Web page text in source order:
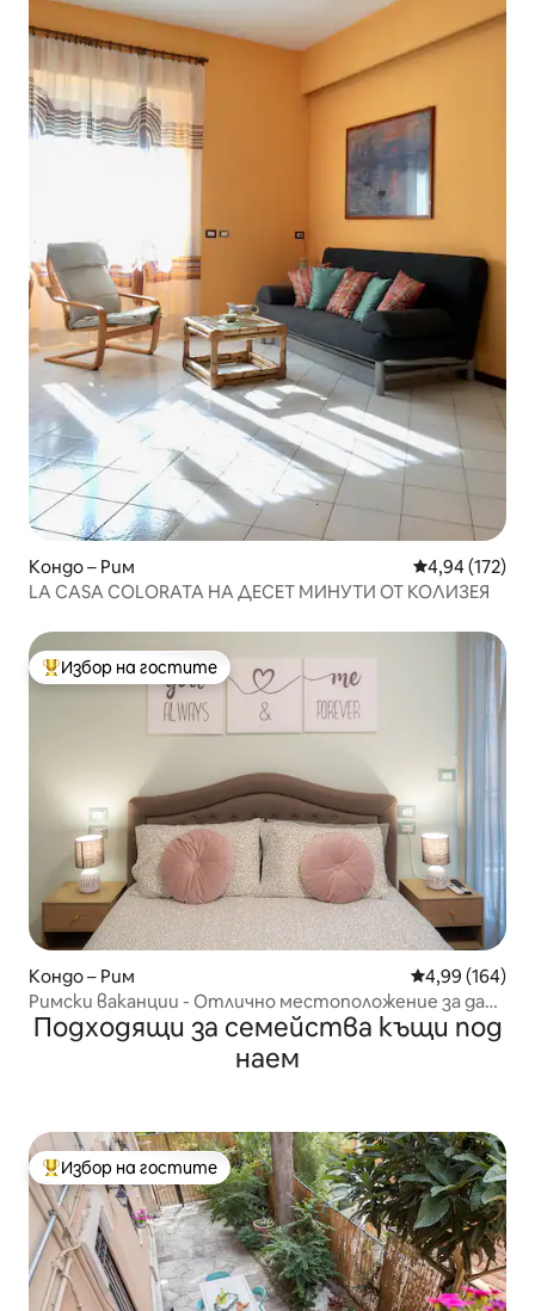
Кондо – Рим Средна
4,94 (172)
LA CASA COLORATA НА ДЕСЕТ МИНУТИ ОТ КОЛИЗЕЯ
Най-популярен избор на гостите
Избор на гостите
Кондо – Рим Средна
4,99 (164)
Римски ваканции - Отлично местоположение за да
се насладите на Рим
Подходящи за семейства къщи под
наем
Най-популярен избор на гостите
Избор на гостите